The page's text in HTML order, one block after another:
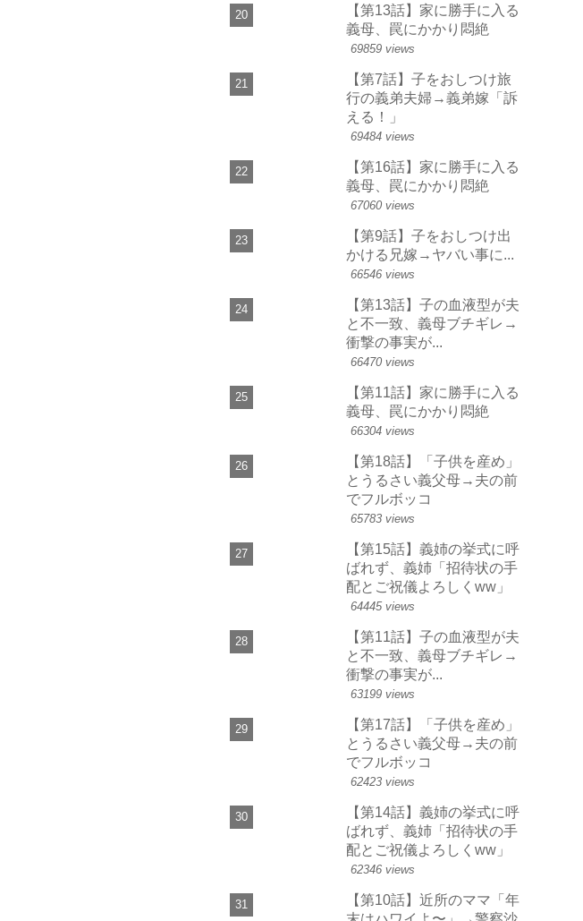
【第13話】家に勝手に入る
義母、罠にかかり悶絶
69859 views
【第7話】子をおしつけ旅
行の義弟夫婦→義弟嫁「訴
える！」
69484 views
【第16話】家に勝手に入る
義母、罠にかかり悶絶
67060 views
【第9話】子をおしつけ出
かける兄嫁→ヤバい事に...
66546 views
【第13話】子の血液型が夫
と不一致、義母ブチギレ→
衝撃の事実が...
66470 views
【第11話】家に勝手に入る
義母、罠にかかり悶絶
66304 views
【第18話】「子供を産め」
とうるさい義父母→夫の前
でフルボッコ
65783 views
【第15話】義姉の挙式に呼
ばれず、義姉「招待状の手
配とご祝儀よろしくww」
64445 views
【第11話】子の血液型が夫
と不一致、義母ブチギレ→
衝撃の事実が...
63199 views
【第17話】「子供を産め」
とうるさい義父母→夫の前
でフルボッコ
62423 views
【第14話】義姉の挙式に呼
ばれず、義姉「招待状の手
配とご祝儀よろしくww」
62346 views
【第10話】近所のママ「年